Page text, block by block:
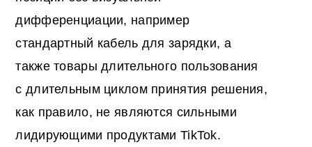
дифференциации, например
стандартный кабель для зарядки, а
также товары длительного пользования
с длительным циклом принятия решения,
как правило, не являются сильными
лидирующими продуктами TikTok.